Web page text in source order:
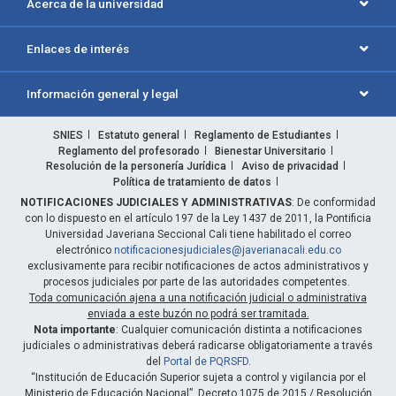
Acerca de la universidad
Enlaces de interés
Información general y legal
SNIES Estatuto general
Reglamento de Estudiantes
Reglamento del profesorado
Bienestar Universitario
Resolución de la personería Jurídica
Aviso de privacidad
Política de tratamiento de datos
NOTIFICACIONES JUDICIALES Y ADMINISTRATIVAS: De conformidad
con lo dispuesto en el artículo 197 de la Ley 1437 de 2011, la Pontificia
Universidad Javeriana Seccional Cali tiene habilitado el correo
electrónico notificacionesjudiciales@javerianacali.edu.co
exclusivamente para recibir notificaciones de actos administrativos y
procesos judiciales por parte de las autoridades competentes.
Toda comunicación ajena a una notificación judicial o administrativa
enviada a este buzón no podrá ser tramitada.
Nota importante: Cualquier comunicación distinta a notificaciones
judiciales o administrativas deberá radicarse obligatoriamente a través
del Portal de PQRSFD.
“Institución de Educación Superior sujeta a control y vigilancia por el
Ministerio de Educación Nacional”. Decreto 1075 de 2015 / Resolución